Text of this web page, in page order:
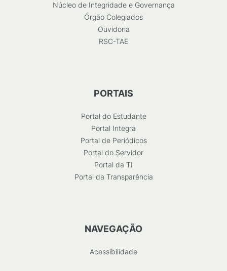
Núcleo de Integridade e Governança
Órgão Colegiados
Ouvidoria
RSC-TAE
PORTAIS
Portal do Estudante
Portal Integra
Portal de Periódicos
Portal do Servidor
Portal da TI
Portal da Transparência
NAVEGAÇÃO
Acessibilidade